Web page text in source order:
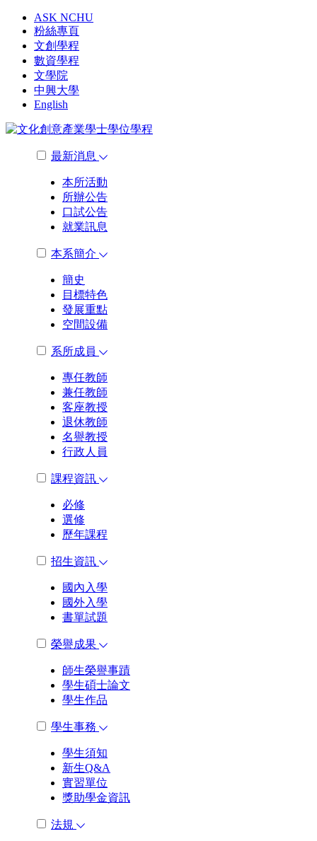
ASK NCHU
粉絲專頁
文創學程
數資學程
文學院
中興大學
English
最新消息
本所活動
所辦公告
口試公告
就業訊息
本系簡介
簡史
目標特色
發展重點
空間設備
系所成員
專任教師
兼任教師
客座教授
退休教師
名譽教授
行政人員
課程資訊
必修
選修
歷年課程
招生資訊
國內入學
國外入學
書單試題
榮譽成果
師生榮譽事蹟
學生碩士論文
學生作品
學生事務
學生須知
新生Q&A
實習單位
獎助學金資訊
法規